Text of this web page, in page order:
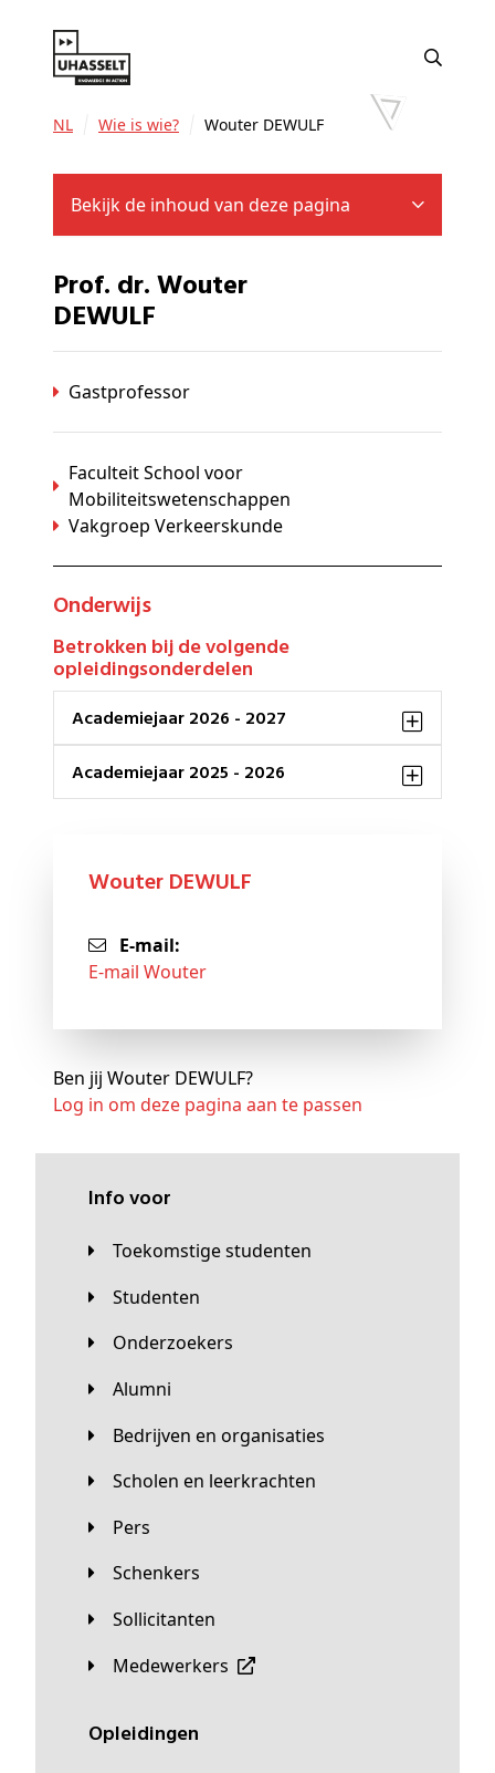
NL Wie is wie? Wouter DEWULF
Bekijk de inhoud van deze pagina
Prof. dr. Wouter
DEWULF
Gastprofessor
Faculteit School voor
Mobiliteitswetenschappen
Vakgroep Verkeerskunde
Onderwijs
Betrokken bij de volgende
opleidingsonderdelen
Academiejaar 2026 - 2027
Academiejaar 2025 - 2026
Wouter DEWULF
E-mail:
E-mail Wouter
Ben jij Wouter DEWULF?
Log in om deze pagina aan te passen
Info voor
Toekomstige studenten
Studenten
Onderzoekers
Alumni
Bedrijven en organisaties
Scholen en leerkrachten
Pers
Schenkers
Sollicitanten
Medewerkers
Opleidingen